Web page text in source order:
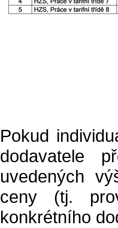
Pokud
dodavatele
uvedených
ceny (tj.
konkrétního